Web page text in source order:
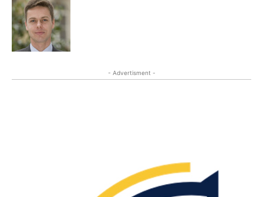
- Advertisment -